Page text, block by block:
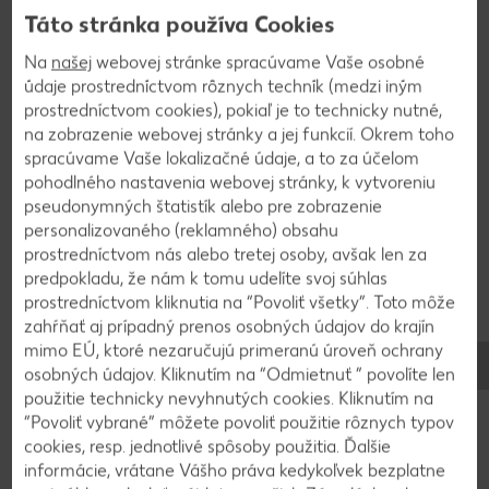
Na tvorbu moderných vianočných ozdôb sú ako stvorené
prírodné materiály, ktoré môžete s deťmi nazbierať na
zimnej prechádzke. Takéto výrobky sú v kurze
a neopakovateľný štýl im rozhodne nechýba. Využívanie
pokladov z prírody nie je len nesmierne kreatívne, ale aj
štýlové a udržateľné. Inšpirujte sa naším pekným nápadom
na vianočnú výzdobu z malých jedľových šišiek. Vyrobiť si
z nich môžete farebné ozdoby, napríklad na vianočný
stromček, vchodové dvere alebo adventný veniec.
Potrebovať budete:
malé jedľové šišky
farebné guľôčky z filcu
bielu farbu
kvetinársky drôt
šnúru
štetec
Táto stránka používa Cookies
Na našej webovej stránke spracúvame Vaše osobné
údaje prostredníctvom rôznych techník (medzi iným
prostredníctvom cookies), pokiaľ je to technicky nutné,
na zobrazenie webovej stránky a jej funkcií. Okrem toho
spracúvame Vaše lokalizačné údaje, a to za účelom
pohodlného nastavenia webovej stránky, k vytvoreniu
pseudonymných štatistík alebo pre zobrazenie
personalizovaného (reklamného) obsahu
prostredníctvom nás alebo tretej osoby, avšak len za
predpokladu, že nám k tomu udelíte svoj súhlas
prostredníctvom kliknutia na “Povoliť všetky”. Toto môže
zahŕňať aj prípadný prenos osobných údajov do krajín
mimo EÚ, ktoré nezaručujú primeranú úroveň ochrany
osobných údajov. Kliknutím na “Odmietnuť ” povolíte len
použitie technicky nevyhnutých cookies. Kliknutím na
“Povoliť vybrané” môžete povoliť použitie rôznych typov
cookies, resp. jednotlivé spôsoby použitia. Ďalšie
informácie, vrátane Vášho práva kedykoľvek bezplatne